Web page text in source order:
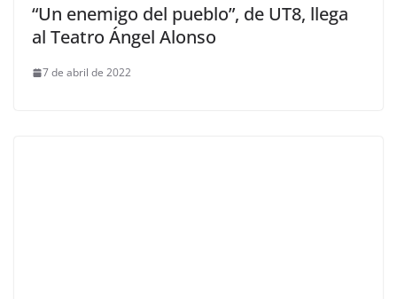
“Un enemigo del pueblo”, de UT8, llega
al Teatro Ángel Alonso
7 de abril de 2022